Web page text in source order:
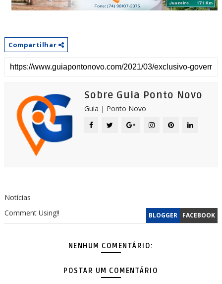
Compartilhar
Sobre Guia Ponto Novo
Guia | Ponto Novo
Notícias
BLOGGER FACEBOOK
Comment Using!!
NENHUM COMENTÁRIO:
POSTAR UM COMENTÁRIO